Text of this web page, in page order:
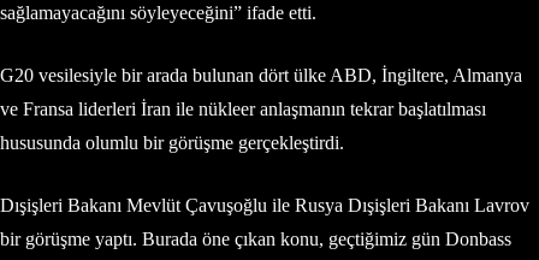
sağlamayacağını söyleyeceğini” ifade etti.
G20 vesilesiyle bir arada bulunan dört ülke ABD, İngiltere, Almanya
ve Fransa liderleri İran ile nükleer anlaşmanın tekrar başlatılması
hususunda olumlu bir görüşme gerçekleştirdi.
Dışişleri Bakanı Mevlüt Çavuşoğlu ile Rusya Dışişleri Bakanı Lavrov
bir görüşme yaptı. Burada öne çıkan konu, geçtiğimiz gün Donbass